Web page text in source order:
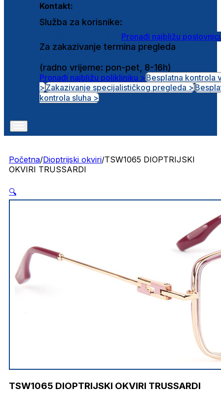
Kontakt:
Služba za korisnike:
Pronađi najbližu
Za zakazivanje termina pregleda
(radno vrijeme: pon-pet, 8-16h)
Pronađi najbližu polikliniku >Besplatna kontrola
>Zakazivanje specijalističkog pregleda >
kontrola sluha >
Početna/Dioptrijski okviri/TSW1065 DIOPTRIJSKI
OKVIRI TRUSSARDI
🔍
TSW1065 DIOPTRIJSKI OKVIRI TRUSSARDI